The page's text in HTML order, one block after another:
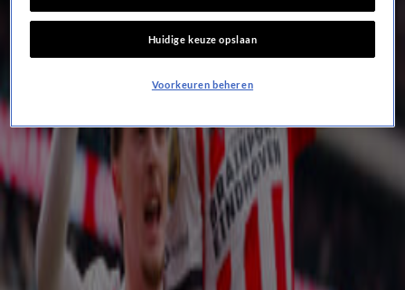
7 apr, 14:51
Stadhuisplein in Eindhoven al vol voor huldiging PSV
7 apr, 13:28
Foto’s: PSV-selectie viert feest na het winnen van de landstitel
6 apr, 16:47
Kenneth Perez niet onder indruk van kampioen PSV: 'Het is allemaal niet geweldig'
5 apr, 20:24
Video: feest in binnenstad van Eindhoven na kampioenschap PSV
5 apr, 16:34
Feyenoord wint niet bij FC Volendam: PSV zeker van 27e landstitel
5 apr, 16:20
PSV'er Jerdy Schouten wacht operatie en mist WK 2026
Huidige keuze opslaan
Voorkeuren beheren